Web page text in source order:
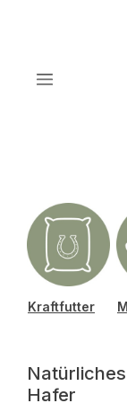
Zum Hauptinhalt
Kraftfutter
Hafer